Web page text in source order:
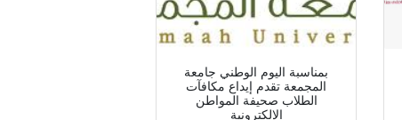
بمناسبة اليوم الوطني جامعة
المجمعة تقدم إيداع مكافآت
الطلاب صحيفة المواطن
الإلكترونية